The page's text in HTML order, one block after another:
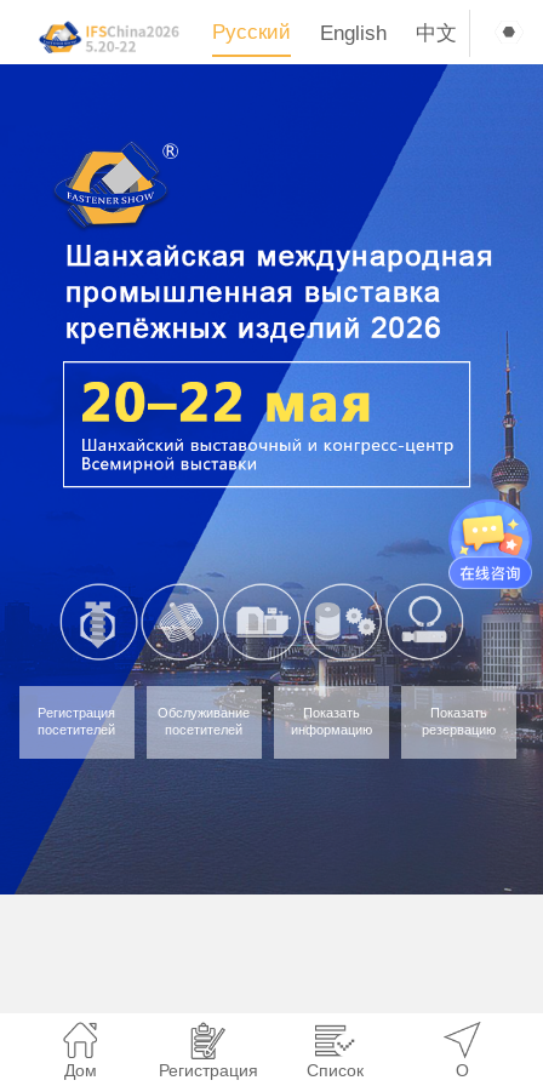
Русский English 中文
Регистрация
посетителей
Обслуживание
посетителей
Показать
информацию
Показать
резервацию
Дом Регистрация
Список
О